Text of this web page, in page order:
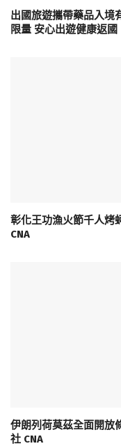
出國旅遊攜帶藥品入境
限量 安心出遊健康返國
彰化王功漁火節千人
CNA
伊朗列荷莫茲全面開
社 CNA